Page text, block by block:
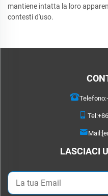
mantiene intatta la loro
contesti d'uso.
Telefono:
Tel:
Mail:
LASCIACI